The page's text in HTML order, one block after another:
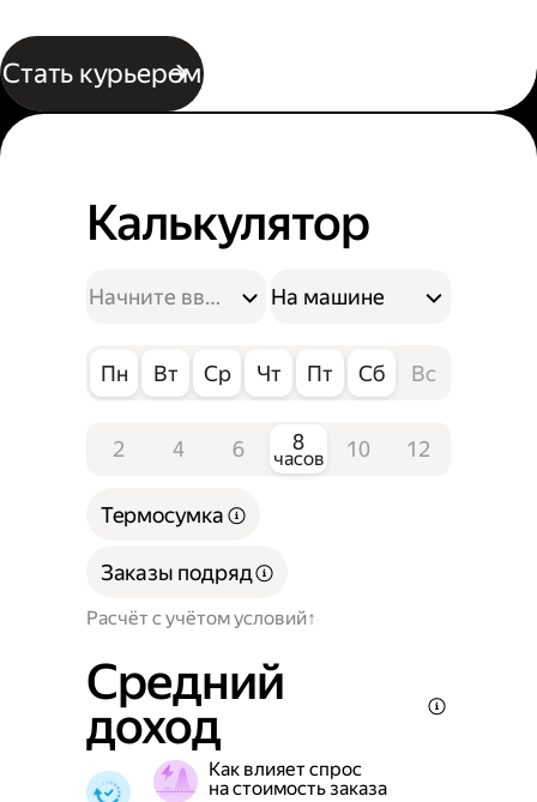
Стать курьером
Калькулятор
На машине
Пн Вт Ср Чт Пт Сб Вс
2 4 6 8
часов 10 12
Расчёт с учётом условий
Термосумка
Заказы подряд
Средний
доход
Как влияет спрос
на стоимость заказа